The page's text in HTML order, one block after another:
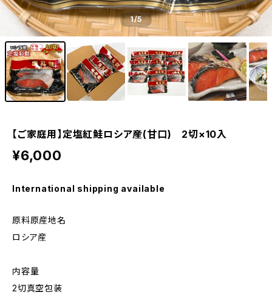
1/5
【ご家庭用】定塩紅鮭ロシア産(甘口) 2切×10入
¥6,000
International shipping available
原料原産地名
ロシア産
内容量
2切真空包装